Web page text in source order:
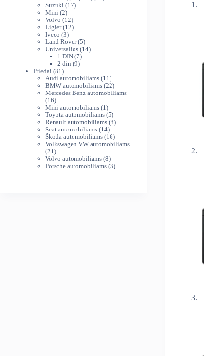
Suzuki 1717
Mini 22
produktai
Volvo 1212
produktų
Ligier 1212
Iveco 33
produktai
Land Rover 55
produktai
Universalios 1414
1 DIN 77
produktai
2 din 99
Priedai 81 81
produktas
Audi automobiliams 11 11
produktų
BMW automobiliams 2222
produktai
Mercedes Benz automobiliams
1616
produktų
Mini automobiliams 1 1
produktas
Toyota automobiliams 55
produktai
Renault automobiliams 88
Seat automobiliams 1414
produktų
Škoda automobiliams 1616
produktų
Volkswagen VW automobiliams
21 21
produktas
Volvo automobiliams 88
produktai
Porsche automobiliams 33